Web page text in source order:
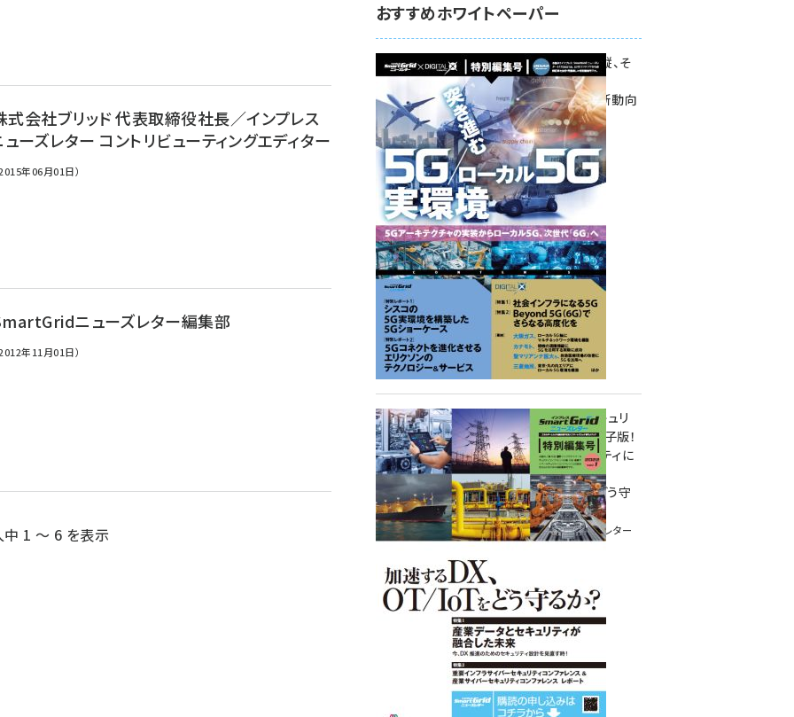
会社ブリッド 代表取締役社長／インプレス
ズレター コントリビューティングエディター
年06月01日）
ニューズレター編集部
年11月01日）
1 ～ 6 を表示
おすすめホワイトペーパー
環境対策、建機の遠隔操縦、そ
して医療。
次世代通信規格「5G」最新動向
をこの1冊で学ぶ
SmartGrid ニューズレター ×
DIGITAL X 特別編集号 2022
Summer
重要インフラサイバーセキュリ
ティコンファレンス特別電子版！
― 産業サイバーセキュリティに
関わる全ての方へ！ ―
加速するDX、OT/IoTをどう守
るか？
インプレス SmartGridニューズレター